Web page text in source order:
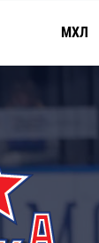
МХЛ